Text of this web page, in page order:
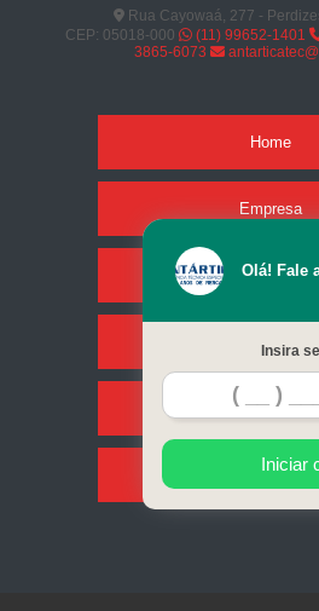
Rua Cayowaá, 277 -
CEP: 05018-000
(11) 99652-1401
3865-6073
Home
Empresa
Missão
Serviços
Contato
Mapa do site
Olá! Fale
Insira
Iniciar